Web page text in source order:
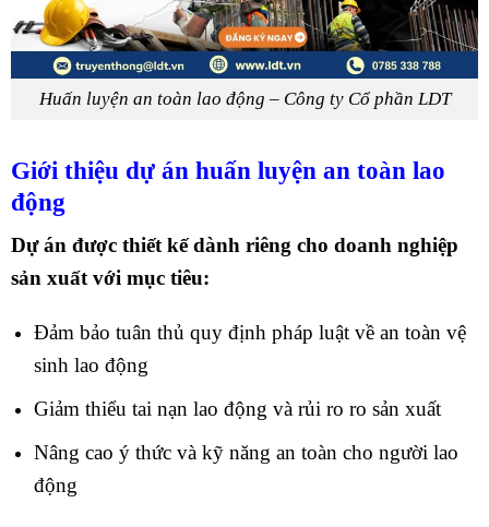
Huấn luyện an toàn lao động – Công ty Cổ phần LDT
Giới thiệu dự án huấn luyện an toàn lao
động
Dự án được thiết kế dành riêng cho doanh nghiệp
sản xuất với mục tiêu:
Đảm bảo tuân thủ quy định pháp luật về an toàn vệ
sinh lao động
Giảm thiểu tai nạn lao động và rủi ro ro sản xuất
Nâng cao ý thức và kỹ năng an toàn cho người lao
động